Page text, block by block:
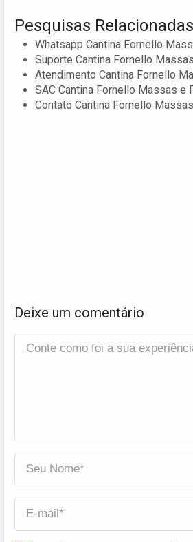
Pesquisas Relacionadas
Whatsapp Cantina Fornello
Suporte Cantina Fornello
Atendimento Cantina Fornello
SAC Cantina Fornello Massas e
Contato Cantina Fornello
Deixe um comentário